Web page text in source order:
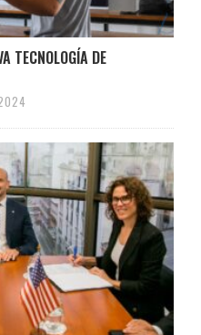
TECNOLOGÍA DE